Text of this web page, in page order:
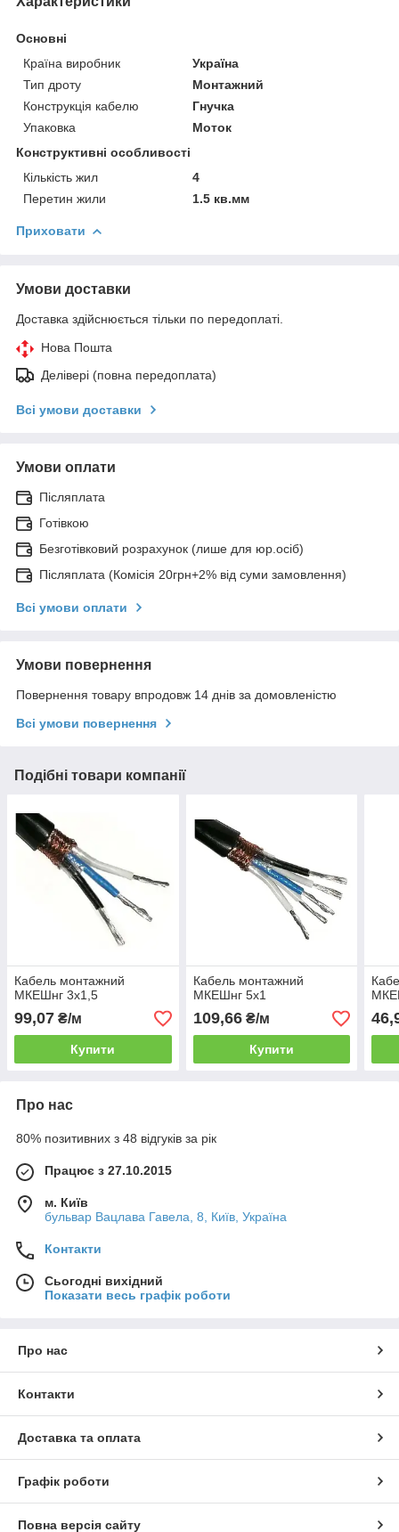
Основні
Країна виробник
Україна
Тип дроту
Монтажний
Конструкція кабелю
Гнучка
Упаковка
Моток
Конструктивні особливості
Кількість жил
4
Перетин жили
1.5 кв.мм
Приховати
Умови доставки
Доставка здійснюється тільки по передоплаті.
Нова Пошта
Делівері (повна передоплата)
Всі умови доставки
Умови оплати
Післяплата
Готівкою
Безготівковий розрахунок (лише для юр.осіб)
Післяплата (Комісія 20грн+2% від суми замовлення)
Всі умови оплати
Умови повернення
Повернення товару впродовж 14 днів за домовленістю
Всі умови повернення
Подібні товари компанії
Кабель монтажний
МКЕШнг 3х1,5
99,07 ₴/м
Купити
Кабель монтажний
МКЕШнг 5х1
109,66₴/м
Купити
Про нас
80% позитивних з 48 відгуків за рік
Працює з 27.10.2015
м. Київ
бульвар Вацлава Гавела, 8, Київ, Україна
Контакти
Сьогодні вихідний
Показати весь графік роботи
Про нас
Контакти
Доставка та оплата
Графік роботи
Повна версія сайту